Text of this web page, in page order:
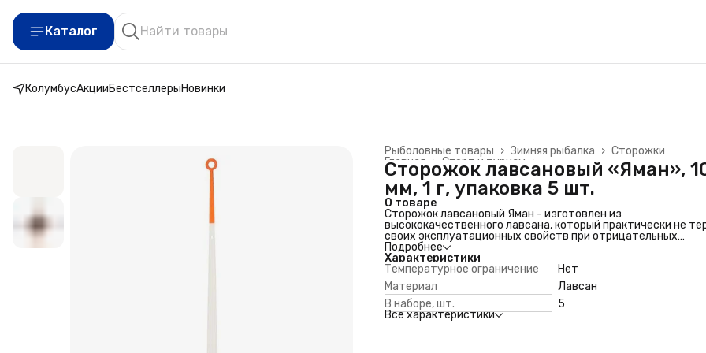
Каталог
КолумбусАкцииБестселлерыНовинки
Сторожки
Зимняя рыбалка ›
Рыболовные товары ›
Спорт и туризм ›
Главная ›
Сторожок лавсановый «Яман»,
мм, 1 г, упаковка 5 шт.
О товаре
Сторожок лавсановый Яман - изготовлен из
высококачественного лавсана, который практически не
своих эксплуатационных свойств при отрицательных
температурах и является универсальным. В ассортименте
представлены сторожки для деликатной ловли самой
осторожной рыбы на миниатюрные приманки, а также для
на крупные и тяжелые приманки.
Подробнее
Характеристики
Температурное ограничение
Нет
Материал
Лавсан
В наборе, шт.
5
Все характеристики